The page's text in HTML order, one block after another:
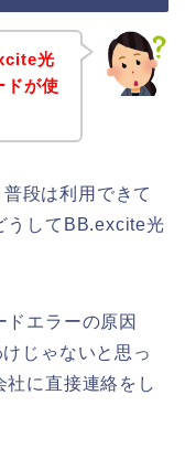
光
が使
段は利用できて
うしてBB.excite光
エラーの原因
じゃないと思っ
に直接連絡をし